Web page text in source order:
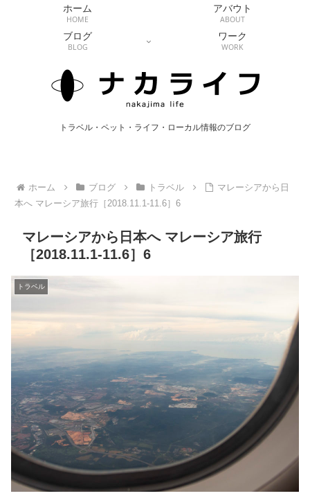
トラベル・ペット・ライフ・ローカル情報のブログ
ホーム
HOME
アバウト
ABOUT
ブログ
BLOG
ワーク
WORK
ホーム ブログ トラベル
マレーシアから日
本へ マレーシア旅行［2018.11.1-11.6］6
マレーシアから日本へ マレーシア旅行
［2018.11.1-11.6］6
トラベル